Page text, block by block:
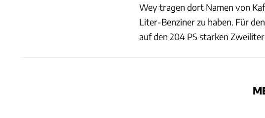
Wey tragen dort Namen von
Liter-Benziner zu haben. Für
auf den 204 PS starken